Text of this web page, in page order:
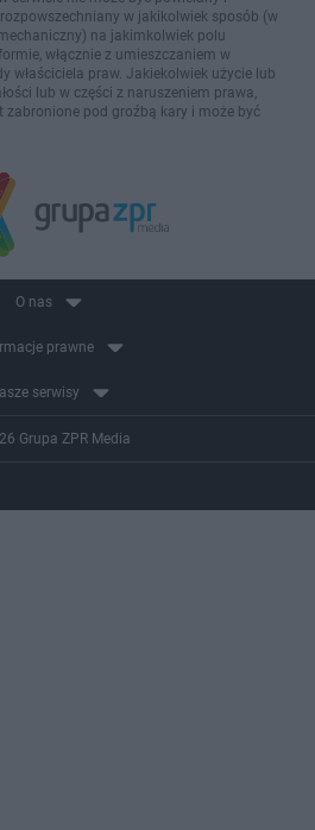
w jakikolwiek sposób (w
na jakimkolwiek polu
włącznie z umieszczaniem w
właściciela praw. Jakiekolwiek użycie lub
lub w części z naruszeniem prawa,
zabronione pod groźbą kary i może być
O nas
prawne
serwisy
Grupa ZPR Media